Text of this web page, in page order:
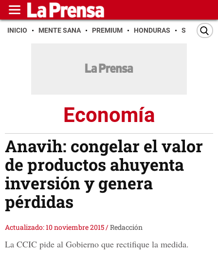
INICIO MENTE SANA PREMIUM HONDURAS SAN PEDRO
Economía
Anavih: congelar el valor
de productos ahuyenta
inversión y genera
pérdidas
Actualizado: 10 noviembre 2015/Redacción
La CCIC pide al Gobierno que rectifique la medida.